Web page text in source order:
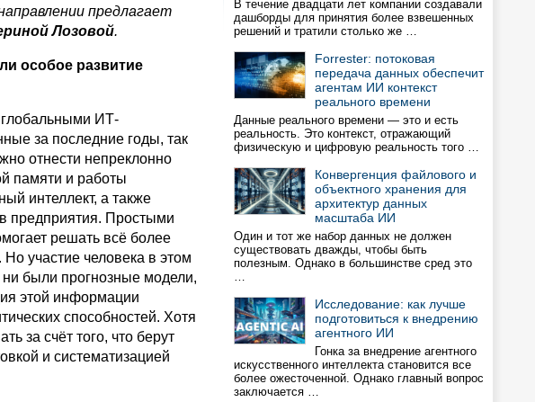
предлагает
Лозовой.
особое развитие
глобальными ИТ-
за последние годы, так
отнести непреклонно
памяти и работы
интеллект, а также
предприятия. Простыми
решать всё более
участие человека в этом
были прогнозные модели,
этой информации
способностей. Хотя
за счёт того, что берут
и систематизацией
В течение двадцати лет компании создавали
дашборды для принятия более взвешенных
решений и тратили столько же …
Forrester: потоковая
передача данных обеспечит
агентам ИИ контекст
реального времени
Данные реального времени — это и есть
реальность. Это контекст, отражающий
физическую и цифровую реальность того …
Конвергенция файлового и
объектного хранения для
архитектур данных
масштаба ИИ
Один и тот же набор данных не должен
существовать дважды, чтобы быть
полезным. Однако в большинстве сред это
…
Исследование: как лучше
подготовиться к внедрению
агентного ИИ
Гонка за внедрение агентного
искусственного интеллекта становится все
более ожесточенной. Однако главный вопрос
заключается …